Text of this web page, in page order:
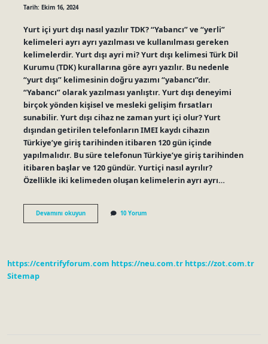
Tarih: Ekim 16, 2024
Yurt içi yurt dışı nasıl yazılır TDK? “Yabancı” ve “yerli”
kelimeleri ayrı ayrı yazılması ve kullanılması gereken
kelimelerdir. Yurt dışı ayri mi? Yurt dışı kelimesi Türk Dil
Kurumu (TDK) kurallarına göre ayrı yazılır. Bu nedenle
“yurt dışı” kelimesinin doğru yazımı “yabancı”dır.
“Yabancı” olarak yazılması yanlıştır. Yurt dışı deneyimi
birçok yönden kişisel ve mesleki gelişim fırsatları
sunabilir. Yurt dışı cihaz ne zaman yurt içi olur? Yurt
dışından getirilen telefonların IMEI kaydı cihazın
Türkiye’ye giriş tarihinden itibaren 120 gün içinde
yapılmalıdır. Bu süre telefonun Türkiye’ye giriş tarihinden
itibaren başlar ve 120 gündür. Yurtiçi nasıl ayrılır?
Özellikle iki kelimeden oluşan kelimelerin ayrı ayrı…
Devamını okuyunYurt
Içi
10 Yorum
https://centrifyforum.com https://neu.com.tr https://zot.com.tr
Sitemap